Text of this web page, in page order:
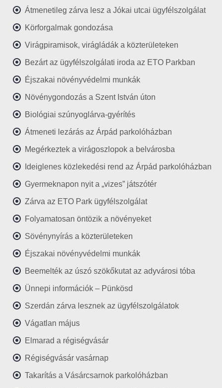
Átmenetileg zárva lesz a Jókai utcai ügyfélszolgálat
Körforgalmak gondozása
Virágpiramisok, virágládák a közterületeken
Bezárt az ügyfélszolgálati iroda az ETO Parkban
Éjszakai növényvédelmi munkák
Növénygondozás a Szent István úton
Biológiai szúnyoglárva-gyérítés
Átmeneti lezárás az Árpád parkolóházban
Megérkeztek a virágoszlopok a belvárosba
Ideiglenes közlekedési rend az Árpád parkolóházban
Gyermeknapon nyit a „vizes” játszótér
Zárva az ETO Park ügyfélszolgálat
Folyamatosan öntözik a növényeket
Sövénynyírás a közterületeken
Éjszakai növényvédelmi munkák
Beemelték az úszó szökőkutat az adyvárosi tóba
Ünnepi információk – Pünkösd
Szerdán zárva lesznek az ügyfélszolgálatok
Vágatlan május
Elmarad a régiségvásár
Régiségvásár vasárnap
Takarítás a Vásárcsarnok parkolóházban